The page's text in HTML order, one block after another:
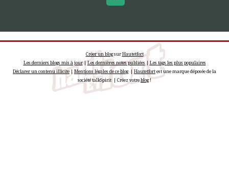
Créer un blogsurHautetfort
Les derniers blogs mis à jour|Les dernières notes publiées |Les tags les plus populaires
Déclarer un contenu illicite|Mentions légales de ce blog| Hautetfortest une marque déposée de la
société talkSpirit | Créez votreblog!